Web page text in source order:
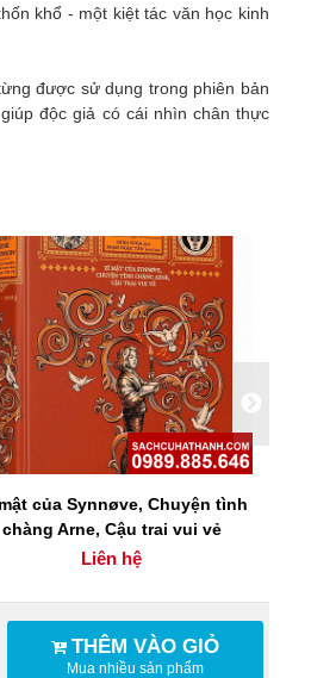
khổ - một kiệt tác văn học kinh
được sử dụng trong phiên bản
độc giả có cái nhìn chân thực
của Synnøve, Chuyện tình
chàng Arne, Cậu trai vui vẻ
Liên hệ
THÊM VÀO GIỎ
Mua nhiều sản phẩm